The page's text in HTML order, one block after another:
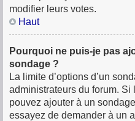
modifier leurs votes.
Haut
Pourquoi ne puis-je pas
sondage ?
La limite d’options d’un
administrateurs du forum. Si
pouvez ajouter à un
essayez de demander à un